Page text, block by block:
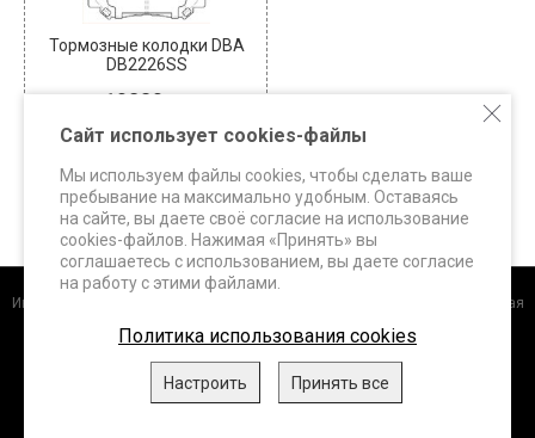
Тормозные колодки DBA
DB2226SS
10230
В наличии: 2
КУПИТЬ
Интернет-магазин
+7 (495) 648-60-24 +7 (963) 687-56-82 Москва, Дорожная
улица, д.3 к. 5Б info@superbrakes.ru, с 10 до 17 по рабочим дням
DBA (Австралия).FERODO Racing (Италия).HAWK Performance
WHITELINE (Австралия) XTREME Performance,
Сайт использует cookies-файлы
Мы используем файлы cookies, чтобы сделать ваше
пребывание на максимально удобным. Оставаясь
на сайте, вы даете своё согласие на использование
cookies-файлов. Нажимая «Принять» вы
соглашаетесь с использованием, вы даете согласие
на работу с этими файлами.
Политика использования cookies
Настроить Принять все